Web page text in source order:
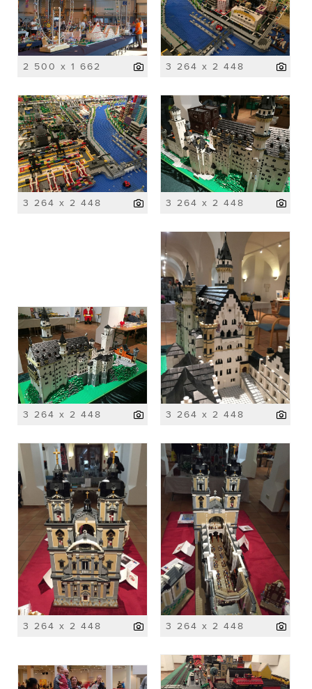
2 500 x 1 662 3 264 x 2 448
3 264 x 2 448 3 264 x 2 448
3 264 x 2 448 3 264 x 2 448
3 264 x 2 448 3 264 x 2 448